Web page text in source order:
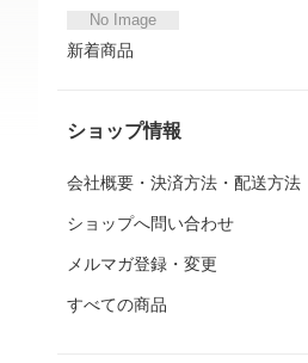
No Image
新着商品
ショップ情報
会社概要・決済方法・配送方法
ショップへ問い合わせ
メルマガ登録・変更
すべての商品